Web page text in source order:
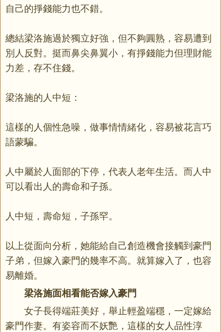
自己的掙錢能力也不錯。
總結梁洛施過於獨立好強，但不夠圓熟，容易遭到
別人反對。挺而鼻尖鼻翼小，有掙錢能力但理財能
力差，存不住錢。
梁洛施的人中短：
這樣的人個性急噪，做事情情緒化，容易被花言巧
語蒙騙。
人中屬於人面部的下停，代表人老年生活。而人中
可以看出人的壽命和子孫。
人中短，壽命短，子孫罕。
以上從面向分析，她能給自己創造機會接觸到豪門
子弟，但嫁入豪門的幾率不高。就算嫁入了，也容
易離婚。
梁洛施面相看能否嫁入豪門
女子長得端莊美好，舉止輕盈端穩，一定嫁給
豪門作妻。有姿容而不妖艷，這樣的女人品性淳